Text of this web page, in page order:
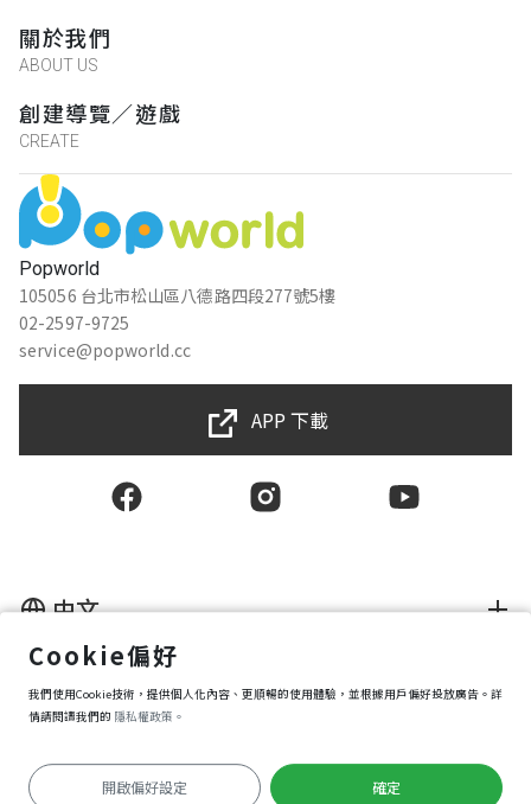
Popworld
105056 台北市松山區八德路四段277號5樓
02-2597-9725
service@popworld.cc
關於我們
ABOUT US
創建導覽／遊戲
CREATE
APP 下載
隱私權保護政策
資訊安全政策
Copyright © 2025 Popworld Inc. All Rights Reserved.
中文
Cookie偏好
我們使用Cookie技術，提供個人化內容、更順暢的使用體驗，並根據用戶偏好投放廣告。詳
情請閱讀我們的 隱私權政策。
開啟偏好設定 確定